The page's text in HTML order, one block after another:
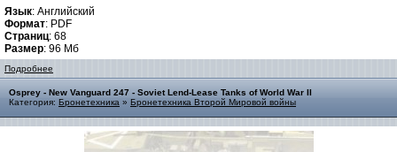
Язык: Английский
Формат: PDF
Страниц: 68
Размер: 96 Мб
Подробнее
Osprey - New Vanguard 247 - Soviet Lend-Lease Tanks of World War II
Категория: Бронетехника » Бронетехника Второй Мировой войны